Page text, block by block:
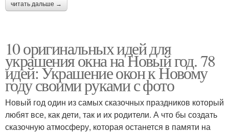
читать дальше →
10 оригинальных идей для
украшения окна на Новый год. 78
идей: Украшение окон к Новому
году своими руками с фото
Новый год один из самых сказочных праздников который
любят все, как дети, так и их родители. А что бы создать
сказочную атмосферу, которая останется в памяти на